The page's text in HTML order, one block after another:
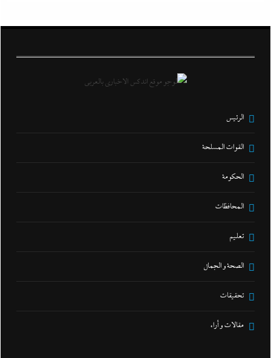
الرئيس
القوات المسلحة
الحكومة
المحافظات
تعليم
الصحة و الجمال
تحقيقات
مقالات و أراء